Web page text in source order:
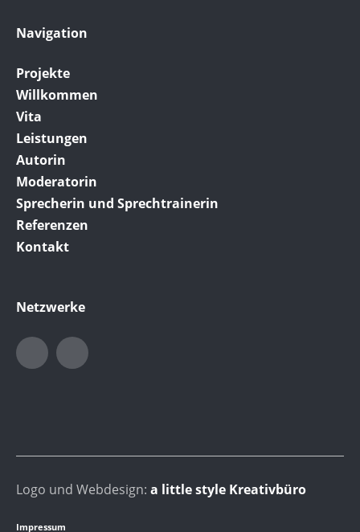
Navigation
Projekte
Willkommen
Vita
Leistungen
Autorin
Moderatorin
Sprecherin und Sprechtrainerin
Referenzen
Kontakt
Netzwerke
LinkedIn
Logo und Webdesign: a little style Kreativbüro
Impressum